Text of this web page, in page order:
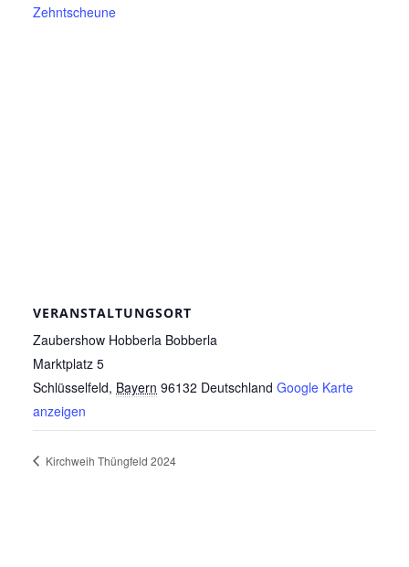
Zehntscheune
VERANSTALTUNGSORT
Zaubershow Hobberla Bobberla
Marktplatz 5
Schlüsselfeld, Bayern 96132 Deutschland Google Karte
anzeigen
Kirchweih Thüngfeld 2024